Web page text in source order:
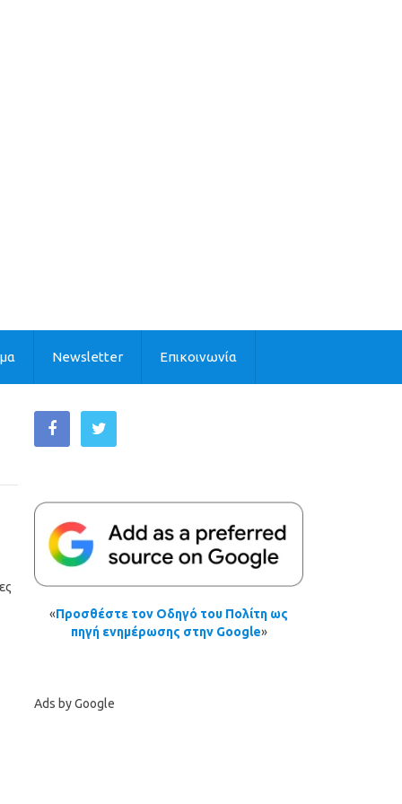
Newsletter Επικοινωνία
«Προσθέστε τον Οδηγό του Πολίτη ως
πηγή ενημέρωσης στην Google»
Ads by Google